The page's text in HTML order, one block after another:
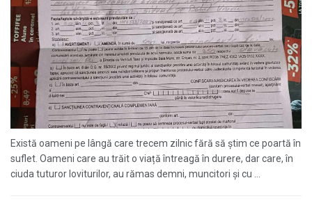
Există oameni pe lângă care trecem zilnic fără să știm ce poartă în
suflet. Oameni care au trăit o viață întreagă în durere, dar care, în
ciuda tuturor loviturilor, au rămas demni, muncitori și cu ...